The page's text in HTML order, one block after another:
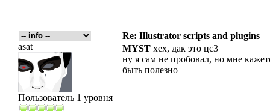
Re: Illustrator scripts and plugins
asat
Пользователь 1 уровня
MYST хех, дак это цс3
ну я сам не пробовал, но мне
быть полезно